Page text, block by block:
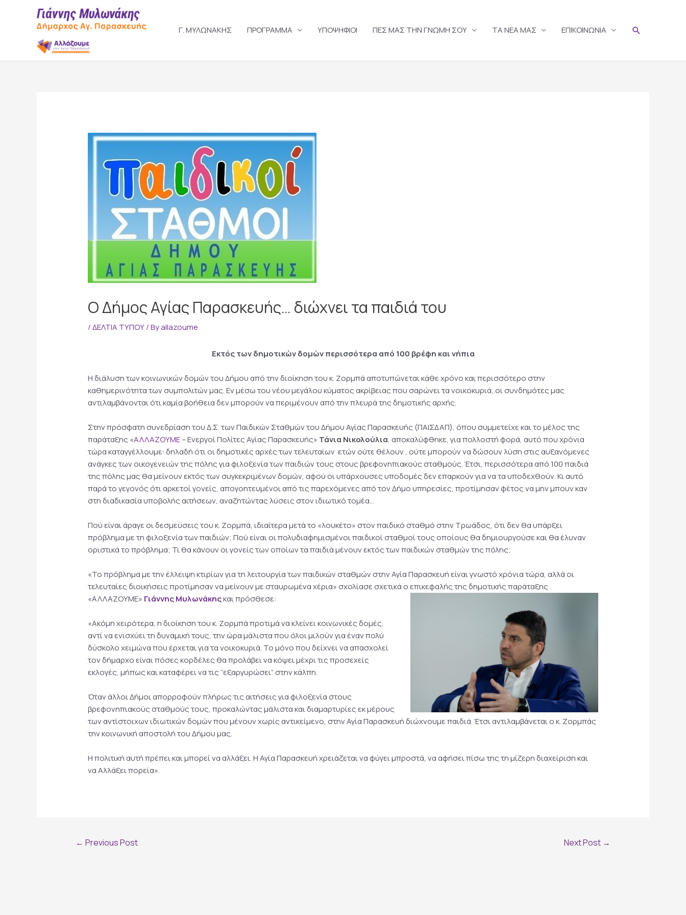
Γ. ΜΥΛΩΝΑΚΗΣ ΠΡΟΓΡΑΜΜΑ ΥΠΟΨΗΦΙΟΙ ΠΕΣ ΜΑΣ ΤΗΝ ΓΝΩΜΗ ΣΟΥ TA ΝΕΑ ΜΑΣ ΕΠΙΚΟΙΝΩΝΙΑ Search
Ο Δήμος Αγίας Παρασκευής… διώχνει τα παιδιά του
/ΔΕΛΤΙΑ ΤΥΠΟΥ/ Byallazoume
Εκτός των δημοτικών δομών περισσότερα από 100 βρέφη και νήπια
Η διάλυση των κοινωνικών δομών του Δήμου από την διοίκηση του κ. Ζορμπά αποτυπώνεται κάθε χρόνο και περισσότερο στην
καθημερινότητα των συμπολιτών μας. Εν μέσω του νέου μεγάλου κύματος ακρίβειας που σαρώνει τα νοικοκυριά, οι συνδημότες μας
αντιλαμβάνονται ότι καμία βοήθεια δεν μπορούν να περιμένουν από την πλευρά της δημοτικής αρχής.
Στην πρόσφατη συνεδρίαση του Δ.Σ. των Παιδικών Σταθμών του Δήμου Αγίας Παρασκευής (ΠΑΙΣΔΑΠ), όπου συμμετείχε και το μέλος της
παράταξης «ΑΛΛΑΖΟΥΜΕ– Ενεργοί Πολίτες Αγίας Παρασκευής» Τάνια Νικολούλια, αποκαλύφθηκε, για πολλοστή φορά, αυτό που χρόνια
τώρα καταγγέλλουμε∙ δηλαδή ότι οι δημοτικές αρχές των τελευταίων ετών ούτε θέλουν , ούτε μπορούν να δώσουν λύση στις αυξανόμενες
ανάγκες των οικογενειών της πόλης για φιλοξενία των παιδιών τους στους βρεφονηπιακούς σταθμούς. Έτσι, περισσότερα από 100 παιδιά
της πόλης μας θα μείνουν εκτός των συγκεκριμένων δομών, αφού οι υπάρχουσες υποδομές δεν επαρκούν για να τα υποδεχθούν. Κι αυτό
παρά το γεγονός ότι αρκετοί γονείς, απογοητευμένοι από τις παρεχόμενες από τον Δήμο υπηρεσίες, προτίμησαν φέτος να μην μπουν καν
στη διαδικασία υποβολής αιτήσεων, αναζητώντας λύσεις στον ιδιωτικό τομέα…
Πού είναι άραγε οι δεσμεύσεις του κ. Ζορμπά, ιδιαίτερα μετά το «λουκέτο» στον παιδικό σταθμό στην Τρωάδος, ότι δεν θα υπάρξει
πρόβλημα με τη φιλοξενία των παιδιών; Πού είναι οι πολυδιαφημισμένοι παιδικοί σταθμοί τους οποίους θα δημιουργούσε και θα έλυναν
οριστικά το πρόβλημα; Τι θα κάνουν οι γονείς των οποίων τα παιδιά μένουν εκτός των παιδικών σταθμών της πόλης;
«Το πρόβλημα με την έλλειψη κτιρίων για τη λειτουργία των παιδικών σταθμών στην Αγία Παρασκευή είναι γνωστό χρόνια τώρα, αλλά οι
τελευταίες διοικήσεις προτίμησαν να μείνουν με σταυρωμένα χέρια» σχολίασε σχετικά ο επικεφαλής της δημοτικής παράταξης
«ΑΛΛΑΖΟΥΜΕ» Γιάννης Μυλωνάκηςκαι πρόσθεσε:
«Ακόμη χειρότερα, η διοίκηση του κ. Ζορμπά προτιμά να κλείνει κοινωνικές δομές,
αντί να ενισχύει τη δυναμική τους, την ώρα μάλιστα που όλοι μιλούν για έναν πολύ
δύσκολο χειμώνα που έρχεται για τα νοικοκυριά. Το μόνο που δείχνει να απασχολεί
τον δήμαρχο είναι πόσες κορδέλες θα προλάβει να κόψει μέχρι τις προσεχείς
εκλογές, μήπως και καταφέρει να τις “εξαργυρώσει” στην κάλπη.
Όταν άλλοι Δήμοι απορροφούν πλήρως τις αιτήσεις για φιλοξενία στους
βρεφονηπιακούς σταθμούς τους, προκαλώντας μάλιστα και διαμαρτυρίες εκ μέρους
των αντίστοιχων ιδιωτικών δομών που μένουν χωρίς αντικείμενο, στην Αγία Παρασκευή διώχνουμε παιδιά. Έτσι αντιλαμβάνεται ο κ. Ζορμπάς
την κοινωνική αποστολή του Δήμου μας.
Η πολιτική αυτή πρέπει και μπορεί να αλλάξει. Η Αγία Παρασκευή χρειάζεται να φύγει μπροστά, να αφήσει πίσω της τη μίζερη διαχείριση και
να Αλλάξει πορεία».
← Previous Post Next Post →